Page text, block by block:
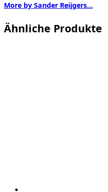
More by Sander Reijgers…
Ähnliche Produkte